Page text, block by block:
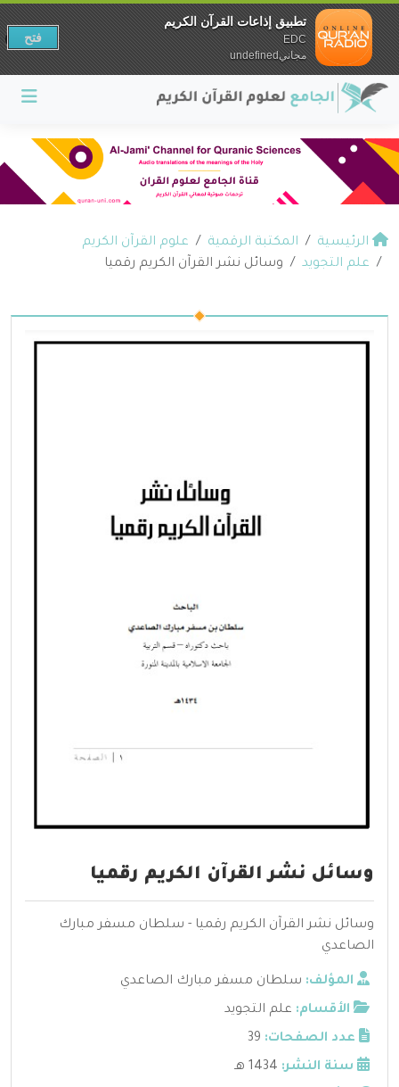
الرئيسية المكتبة الرقمية
علوم القرآن الكريم
علم التجويد
وسائل نشر القرآن الكريم رقميا
وسائل نشر القرآن الكريم رقميا
وسائل نشر القرآن الكريم رقميا - سلطان مسفر مبارك
الصاعدي
المؤلف: سلطان مسفر مبارك الصاعدي
الأقسام: علم التجويد
عدد الصفحات: 39
سنة النشر: 1434 هـ
تطبيق إذاعات القرآن الكريم
EDC
مجانيundefined
فتح